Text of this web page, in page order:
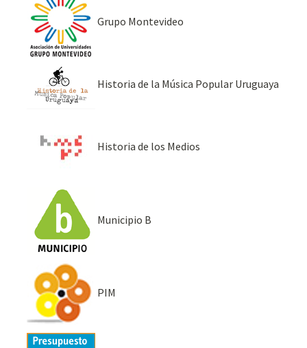
Grupo Montevideo
Historia de la Música Popular Uruguaya
Historia de los Medios
Municipio B
PIM